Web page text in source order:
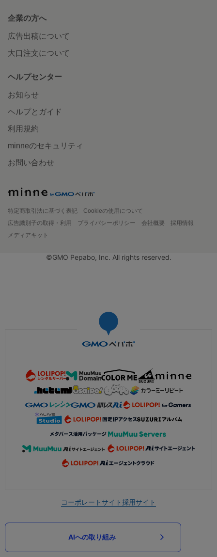
企業の方へ
広告出稿について
大口注文について
ヘルプセンター
お知らせ
ヘルプとガイド
利用規約
minneのセキュリティ
お問い合わせ
特定商取引法に基づく表記
Cookieの使用について
広告識別子の取得・利用
プライバシーポリシー 会社概要
採用情報
メディアキット
©GMO Pepabo, Inc. All rights reserved.
コーポレートサイト採用サイト
AIへの取り組み